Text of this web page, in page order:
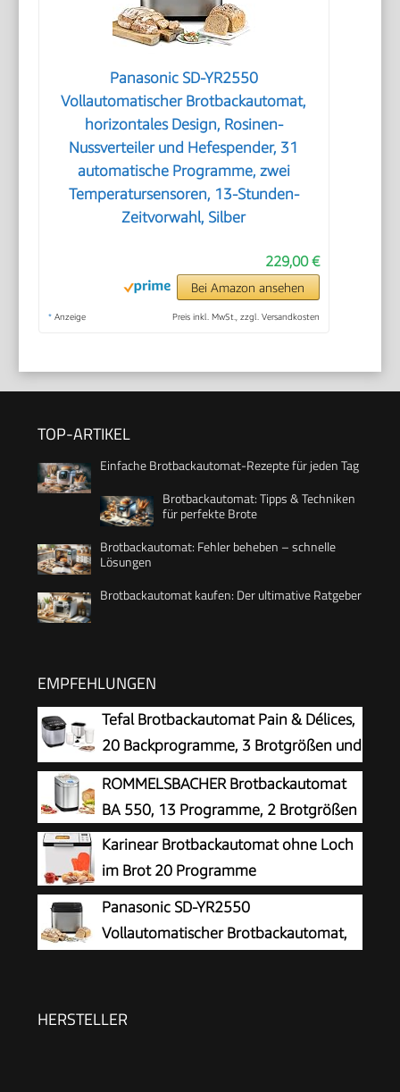
Panasonic SD-YR2550
Vollautomatischer Brotbackautomat,
horizontales Design, Rosinen-
Nussverteiler und Hefespender, 31
automatische Programme, zwei
Temperatursensoren, 13-Stunden-
Zeitvorwahl, Silber
229,00 €
Bei Amazon ansehen
* Anzeige Preis inkl. MwSt., zzgl. Versandkosten
TOP-ARTIKEL
Einfache Brotbackautomat-Rezepte für jeden Tag
Brotbackautomat: Tipps & Techniken
für perfekte Brote
Brotbackautomat: Fehler beheben – schnelle
Lösungen
Brotbackautomat kaufen: Der ultimative Ratgeber
EMPFEHLUNGEN
Tefal Brotbackautomat Pain & Délices,
20 Backprogramme, 3 Brotgrößen und
Bräunungsstufen einstellbar, auch für
Kuchen - Pizza - Nudelteig, Backform
antihaftbeschichtet, schwarz/Edelstahl, PF240E
ROMMELSBACHER Brotbackautomat
BA 550, 13 Programme, 2 Brotgrößen
Karinear Brotbackautomat ohne Loch
im Brot 20 Programme
Panasonic SD-YR2550
Vollautomatischer Brotbackautomat,
Programme, zwei Temperatursensoren, 13-
HERSTELLER